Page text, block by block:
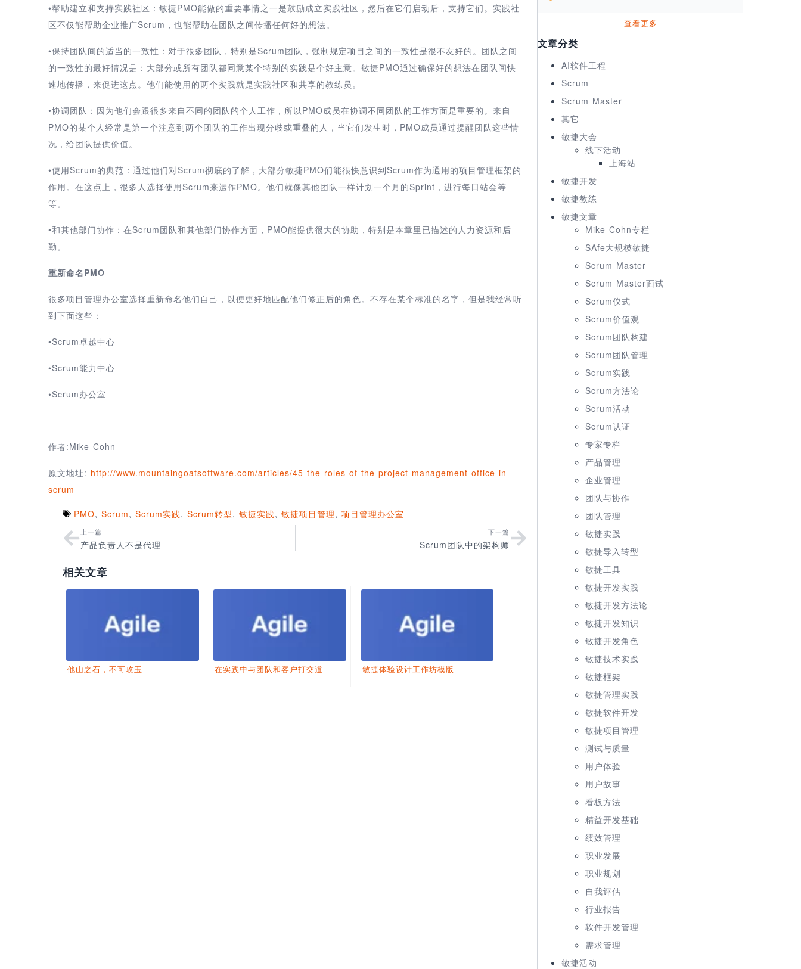
•帮助建立和支持实践社区：敏捷PMO能做的重要事情之一是鼓励成立实践社区，然后在它们启动后，支持它们。实践社
区不仅能帮助企业推广Scrum，也能帮助在团队之间传播任何好的想法。
•保持团队间的适当的一致性：对于很多团队，特别是Scrum团队，强制规定项目之间的一致性是很不友好的。团队之间
的一致性的最好情况是：大部分或所有团队都同意某个特别的实践是个好主意。敏捷PMO通过确保好的想法在团队间快
速地传播，来促进这点。他们能使用的两个实践就是实践社区和共享的教练员。
•协调团队：因为他们会跟很多来自不同的团队的个人工作，所以PMO成员在协调不同团队的工作方面是重要的。来自
PMO的某个人经常是第一个注意到两个团队的工作出现分歧或重叠的人，当它们发生时，PMO成员通过提醒团队这些情
况，给团队提供价值。
•使用Scrum的典范：通过他们对Scrum彻底的了解，大部分敏捷PMO们能很快意识到Scrum作为通用的项目管理框架的
作用。在这点上，很多人选择使用Scrum来运作PMO。他们就像其他团队一样计划一个月的Sprint，进行每日站会等
等。
•和其他部门协作：在Scrum团队和其他部门协作方面，PMO能提供很大的协助，特别是本章里已描述的人力资源和后
勤。
重新命名PMO
很多项目管理办公室选择重新命名他们自己，以便更好地匹配他们修正后的角色。不存在某个标准的名字，但是我经常听
到下面这些：
•Scrum卓越中心
•Scrum能力中心
•Scrum办公室
作者:Mike Cohn
原文地址: http://www.mountaingoatsoftware.com/articles/45-the-roles-of-the-project-management-office-in-
scrum
PMO, Scrum, Scrum实践, Scrum转型, 敏捷实践, 敏捷项目管理, 项目管理办公室
上一篇
产品负责人不是代理
下一篇
Scrum团队中的架构师
相关文章
他山之石，不可攻玉 在实践中与团队和客户打交道 敏捷体验设计工作坊模版
查看更多
文章分类
AI软件工程
Scrum
Scrum Master
其它
敏捷大会
线下活动
上海站
敏捷开发
敏捷教练
敏捷文章
Mike Cohn专栏
SAfe大规模敏捷
Scrum Master
Scrum Master面试
Scrum仪式
Scrum价值观
Scrum团队构建
Scrum团队管理
Scrum实践
Scrum方法论
Scrum活动
Scrum认证
专家专栏
产品管理
企业管理
团队与协作
团队管理
敏捷实践
敏捷导入转型
敏捷工具
敏捷开发实践
敏捷开发方法论
敏捷开发知识
敏捷开发角色
敏捷技术实践
敏捷框架
敏捷管理实践
敏捷软件开发
敏捷项目管理
测试与质量
用户体验
用户故事
看板方法
精益开发基础
绩效管理
职业发展
职业规划
自我评估
行业报告
软件开发管理
需求管理
敏捷活动